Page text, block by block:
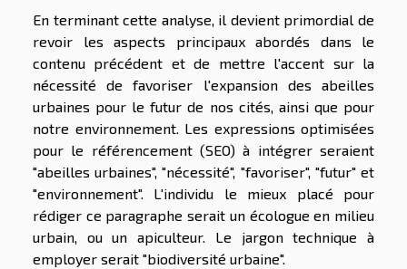
En terminant cette analyse, il devient primordial de
revoir les aspects principaux abordés dans le
contenu précédent et de mettre l'accent sur la
nécessité de favoriser l'expansion des abeilles
urbaines pour le futur de nos cités, ainsi que pour
notre environnement. Les expressions optimisées
pour le référencement (SEO) à intégrer seraient
"abeilles urbaines", "nécessité", "favoriser", "futur" et
"environnement". L'individu le mieux placé pour
rédiger ce paragraphe serait un écologue en milieu
urbain, ou un apiculteur. Le jargon technique à
employer serait "biodiversité urbaine".